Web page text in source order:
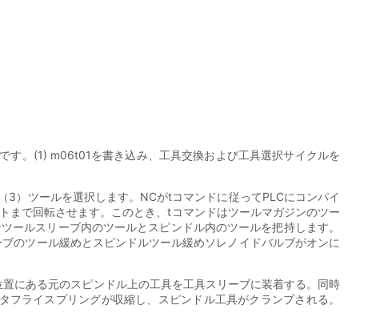
す。(1) m06t01を書き込み、工具交換および工具選択サイクルを
3）ツールを選択します。NCがtコマンドに従ってPLCにコンパイ
まで回転させます。このとき、tコマンドはツールマガジンのツー
ルスリーブ内のツールとスピンドル内のツールを把持します。
のツール緩めとスピンドルツール緩めソレノイドバルブがオンに
にある元のスピンドル上の工具を工具スリーブに装着する。同時
ライスプリングが収縮し、スピンドル工具がクランプされる。